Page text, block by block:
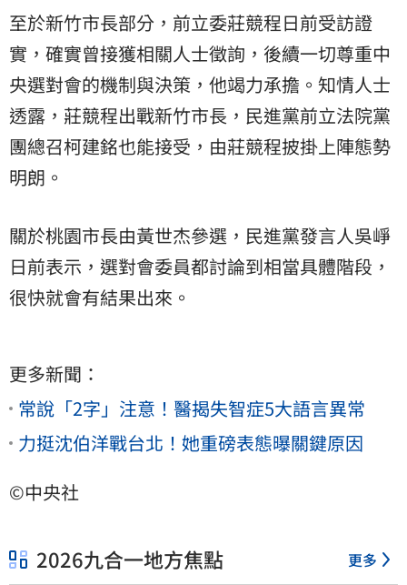
至於新竹市長部分，前立委莊競程日前受訪證
實，確實曾接獲相關人士徵詢，後續一切尊重中
央選對會的機制與決策，他竭力承擔。知情人士
透露，莊競程出戰新竹市長，民進黨前立法院黨
團總召柯建銘也能接受，由莊競程披掛上陣態勢
明朗。
關於桃園市長由黃世杰參選，民進黨發言人吳崢
日前表示，選對會委員都討論到相當具體階段，
很快就會有結果出來。
更多新聞：
常說「2字」注意！醫揭失智症5大語言異常
力挺沈伯洋戰台北！她重磅表態曝關鍵原因
©中央社
2026九合一地方焦點 更多